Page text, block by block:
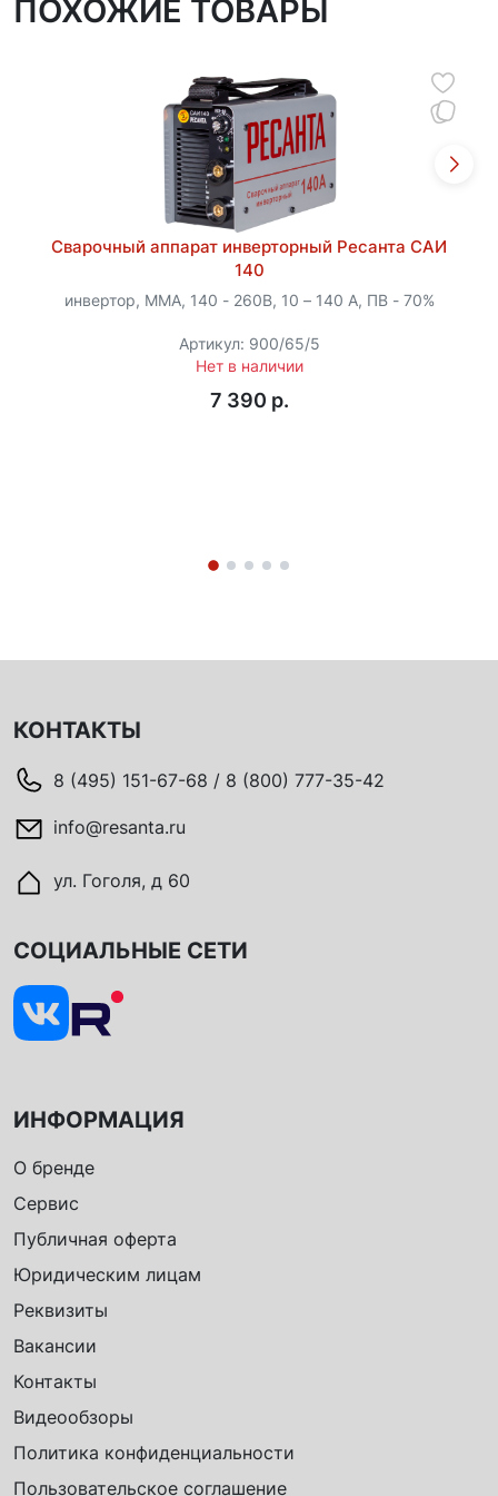
ПОХОЖИЕ ТОВАРЫ
Сварочный аппарат инверторный Ресанта САИ
140
инвертор, MMA, 140 - 260В, 10 – 140 А, ПВ - 70%
Артикул: 900/65/5
Нет в наличии
7 390 p.
КОНТАКТЫ
8 (495) 151-67-68 / 8 (800) 777-35-42
info@resanta.ru
ул. Гоголя, д 60
ИНФОРМАЦИЯ
О бренде
Сервис
Публичная оферта
Юридическим лицам
Реквизиты
Вакансии
Контакты
Видеообзоры
Политика конфиденциальности
Пользовательское соглашение
СОЦИАЛЬНЫЕ СЕТИ